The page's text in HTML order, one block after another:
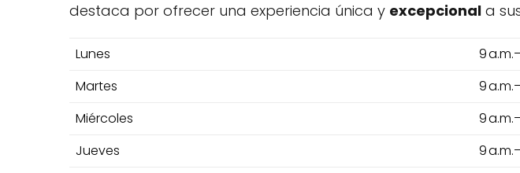
destaca por ofrecer una experiencia única y excepcional a
Lunes
9
Martes
9
Miércoles
9
Jueves
9